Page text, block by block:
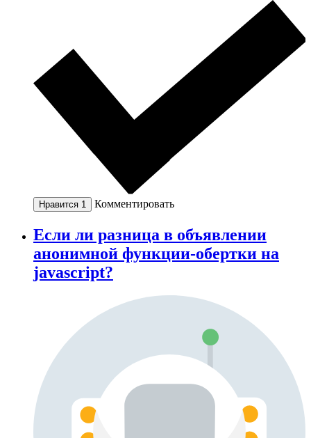
Нравится 1 Комментировать
Еcли ли разница в объявлении
анонимной функции-обертки на
javascript?